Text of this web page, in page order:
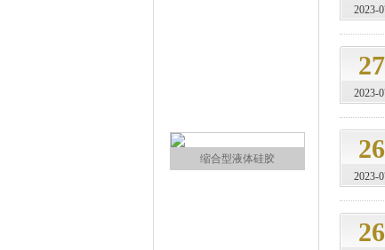
缩合型液体硅胶
2023-
27
2023-
26
2023-
26